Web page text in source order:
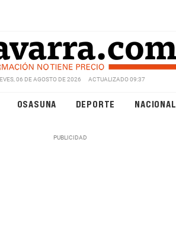
06 DE AGOSTO DE 2026 ACTUALIZADO 09:37
OSASUNA DEPORTE NACIONAL